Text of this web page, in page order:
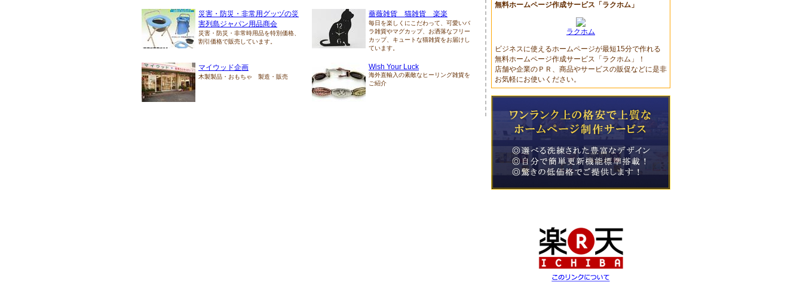
災害・防災・非常用グッヅの災
害列島ジャパン用品商会
災害・防災・非常時用品を特別価格、
割引価格で販売しています。
薔薇雑貨 猫雑貨 楽楽
毎日を楽しくにこだわって、可愛いバ
ラ雑貨やマグカップ、お洒落なフリー
カップ、キュートな猫雑貨をお届けし
ています。
マイウッド企画
木製製品・おもちゃ 製造・販売
Wish Your Luck
海外直輸入の素敵なヒーリング雑貨を
ご紹介
無料ホームページ作成サービス「ラクホム」
ラクホム
ビジネスに使えるホームページが最短15分で作れる
無料ホームページ作成サービス「ラクホム」！
店舗や企業のＰＲ、商品やサービスの販促などに是非
お気軽にお使いください。